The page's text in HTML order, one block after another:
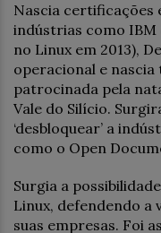
Nascia certificações
indústrias como IBM
no Linux em 2013),
operacional e
patrocinada pela
Vale do Silício.
‘desbloquear’ a
como o Open
Surgia a
Linux, defendendo a
suas empresas. Foi